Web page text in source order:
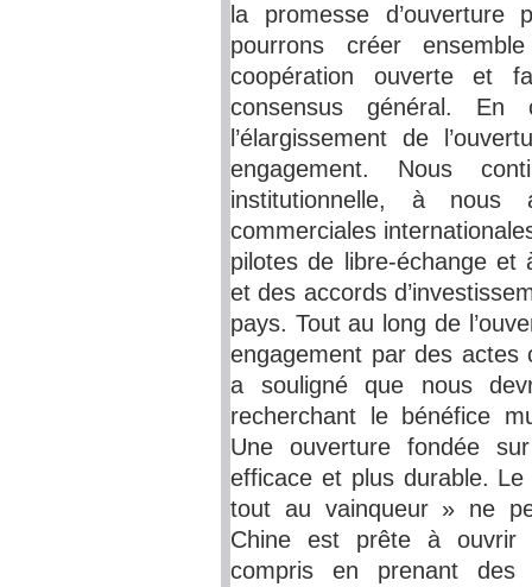
la promesse
pourrons créer
coopération ouverte et
consensus général.
l’élargissement de
engagement. Nous
institutionnelle, à nous
commerciales
pilotes de libre-échange et
et des accords
pays. Tout au long de
engagement par des actes
a souligné que nous
recherchant le bénéfice
Une ouverture fondée
efficace et plus durable.
tout au vainqueur » ne
Chine est prête à ouvrir
compris en prenant des